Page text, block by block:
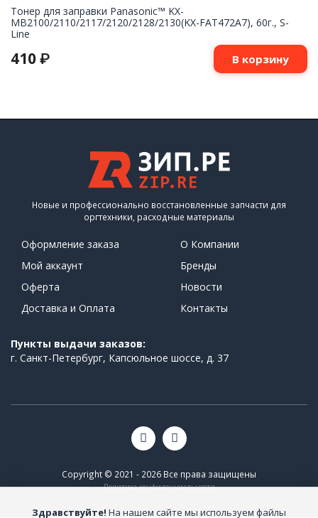
Тонер для заправки Panasonic™ KX-
MB2100/2110/2117/2120/2128/2130(KX-FAT472A7), 60г., S-
Line
410 ₽ В корзину
Новые и профессионально восстановленные запчасти для
оргтехники, расходные материалы
Оформление заказа
Мой аккаунт
Оферта
Доставка и Оплата
О Компании
Бренды
Новости
Контакты
Пункты выдачи заказов:
г. Санкт-Петербург, Капсюльное шоссе, д. 37
Copyright © 2021 - 2026 Все права защищены
Политика конфиденциальности
Здравствуйте! На нашем сайте мы используем файлы